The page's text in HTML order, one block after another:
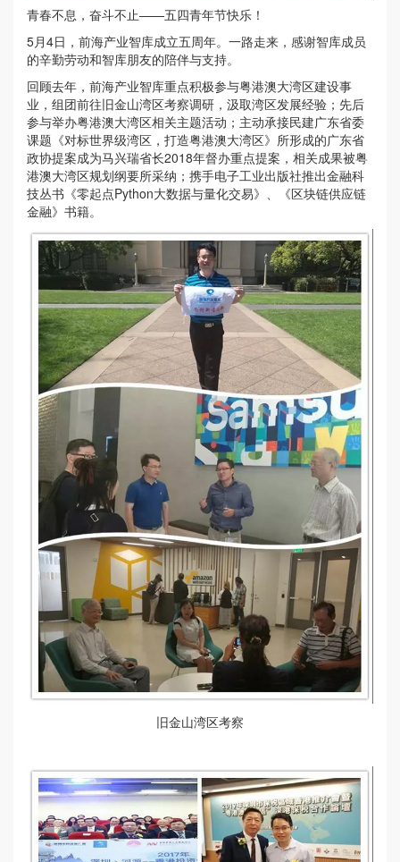
青春不息，奋斗不止——五四青年节快乐！
5月4日，前海产业智库成立五周年。一路走来，感谢智库成员
的辛勤劳动和智库朋友的陪伴与支持。
回顾去年，前海产业智库重点积极参与粤港澳大湾区建设事
业，组团前往旧金山湾区考察调研，汲取湾区发展经验；先后
参与举办粤港澳大湾区相关主题活动；主动承接民建广东省委
课题《对标世界级湾区，打造粤港澳大湾区》所形成的广东省
政协提案成为马兴瑞省长2018年督办重点提案，相关成果被粤
港澳大湾区规划纲要所采纳；携手电子工业出版社推出金融科
技丛书《零起点Python大数据与量化交易》、《区块链供应链
金融》书籍。
旧金山湾区考察